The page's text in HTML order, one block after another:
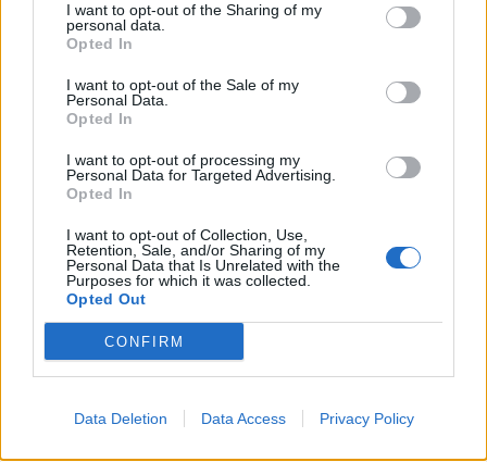
I want to opt-out of the Sharing of my
personal data.
Opted In
I want to opt-out of the Sale of my
Personal Data.
Opted In
I want to opt-out of processing my
Personal Data for Targeted Advertising.
Opted In
I want to opt-out of Collection, Use,
Retention, Sale, and/or Sharing of my
Personal Data that Is Unrelated with the
Purposes for which it was collected.
Opted Out
CONFIRM
Data Deletion Data Access Privacy Policy
Redazione Fantacalcio.it
Leggi anche...
Pinamonti, le ultime